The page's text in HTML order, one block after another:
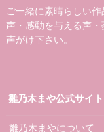
ご一緒に素晴らしい
声・感動を与える声
声がけ下さい。
雛乃木まや公式サイ
雛乃木まやについて